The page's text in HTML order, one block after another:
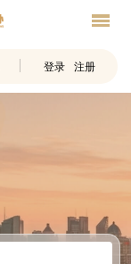
登录 注册